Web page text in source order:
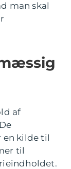
man skal
af
en kilde til
til